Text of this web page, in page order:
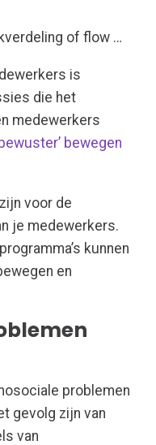
of flow …
is
die het
medewerkers
bewegen
voor de
je medewerkers.
kunnen
en
problemen
gevolg zijn van
van